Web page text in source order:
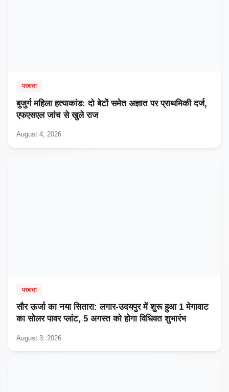
परबत्ता
बुजुर्ग महिला हत्याकांड: दो बेटों समेत अज्ञात पर प्राथमिकी दर्ज,
एफएसएल जांच से खुले राज
August 4, 2026
परबत्ता
सौर ऊर्जा का नया सितारा: लगार-उदयपुर में शुरू हुआ 1 मेगावाट
का सोलर पावर प्लांट, 5 अगस्त को होगा विधिवत शुभारंभ
August 3, 2026